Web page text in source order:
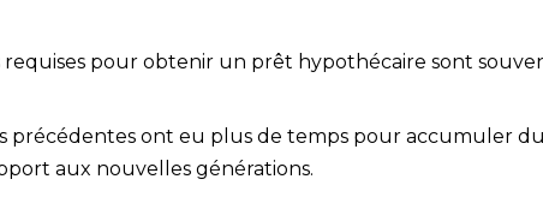
requises pour obtenir un prêt hypothécaire sont
précédentes ont eu plus de temps pour accumuler
aux nouvelles générations.